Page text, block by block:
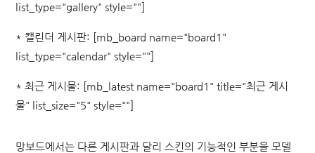
list_type="gallery" style=""]
* 캘린더 게시판: [mb_board name="board1"
list_type="calendar" style=""]
* 최근 게시물: [mb_latest name="board1" title="최근 게시
물" list_size="5" style=""]
망보드에서는 다른 게시판과 달리 스킨의 기능적인 부분을 모델